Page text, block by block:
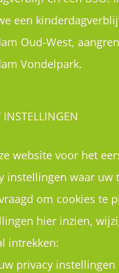
een
Oud-West,
Vondelpark.
INSTELLINGEN
website voor het
instellingen waar uw
om cookies te
hier inzien,
intrekken:
privacy instellingen